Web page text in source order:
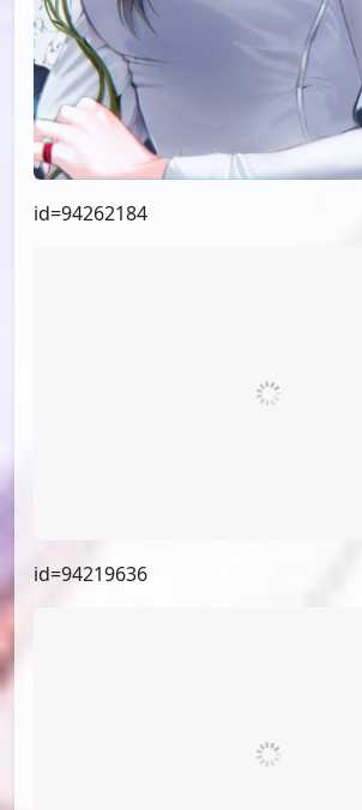
id=94262184
id=94219636